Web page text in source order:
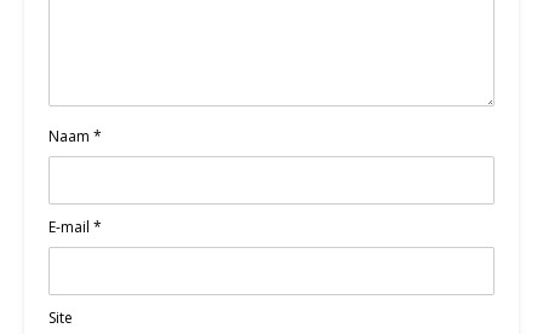
Naam *
E-mail *
Site